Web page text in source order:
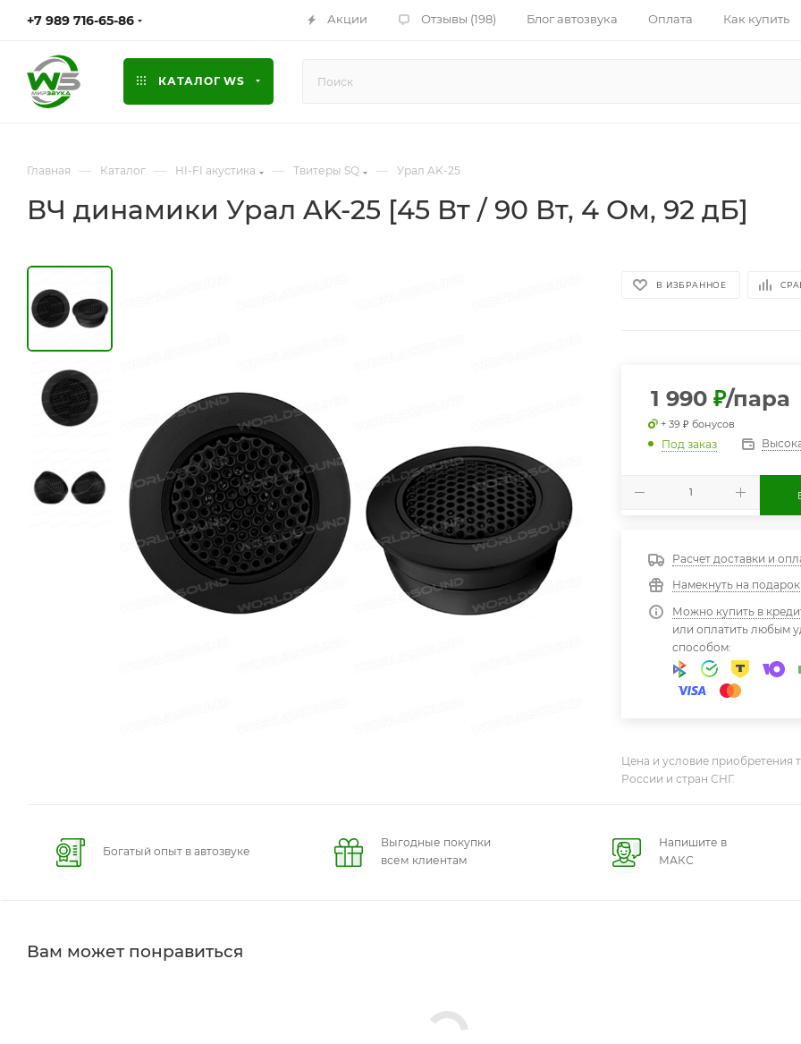
+7 989 716-65-86 Акции Отзывы (198) Блог автозвука Оплата Как купить
КАТАЛОГ WS
Главная — Каталог — HI-FI акустика — Твитеры SQ — Урал AK-25
ВЧ динамики Урал AK-25 [45 Вт / 90 Вт, 4 Ом, 92 дБ]
В ИЗБРАННОЕ
1 990 ₽/пара
+ 39 ₽ бонусов
Под заказ
Расчет доставки и
Намекнуть на подарок
Можно купить в
или оплатить любым
способом:
Цена и условие приобретения
России и стран СНГ.
Богатый опыт в автозвуке
Выгодные покупки
всем клиентам
Напишите в
МАКС
Вам может понравиться